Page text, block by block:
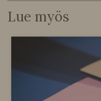
Lue myös